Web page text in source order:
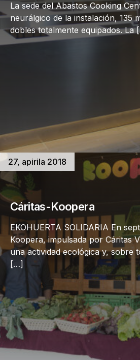
La sede del Abastos Cooking
neurálgico de la instalación, 135
dobles totalmente equipados. La
27, apirila 2018
Cáritas-Koopera
EKOHUERTA SOLIDARIA En
Koopera, impulsada por Cáritas
una actividad ecológica y, sobre
[…]